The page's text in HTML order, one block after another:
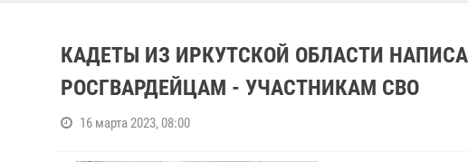
КАДЕТЫ ИЗ ИРКУТСКОЙ ОБЛАСТИ
РОСГВАРДЕЙЦАМ - УЧАСТНИКАМ СВО
16 марта 2023, 08:00